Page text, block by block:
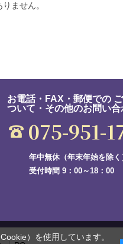
ません。
お電話・FAX・郵便での
ついて・その他のお問い合
075-951-
年中無休（年末年始を除く
受付時間 9：00～18：00
）を使用しています。